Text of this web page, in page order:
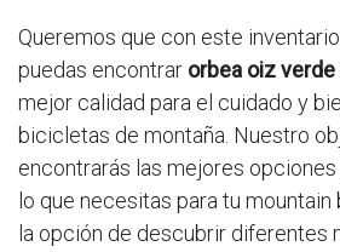
Queremos que con este
puedas encontrar orbea oiz verde
mejor calidad para el cuidado y
bicicletas de montaña. Nuestro
encontrarás las mejores
lo que necesitas para tu
la opción de descubrir diferentes